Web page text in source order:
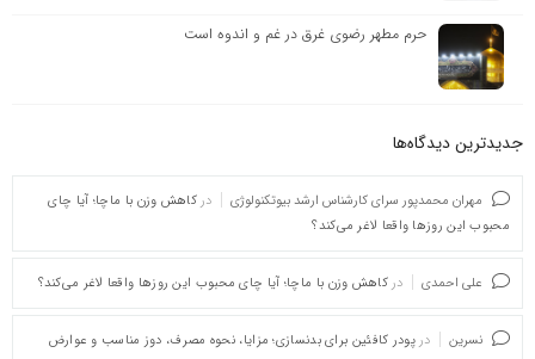
حرم مطهر رضوی غرق در غم و اندوه است
جدیدترین دیدگاه‌‌ها
مهران محمدپور سرای کارشناس ارشد بیوتکنولوژی درکاهش وزن با ماچا؛ آیا چای
محبوب این روزها واقعا لاغر می‌کند؟
علی احمدی درکاهش وزن با ماچا؛ آیا چای محبوب این روزها واقعا لاغر می‌کند؟
نسرین درپودر کافئین برای بدنسازی؛ مزایا، نحوه مصرف، دوز مناسب و عوارض